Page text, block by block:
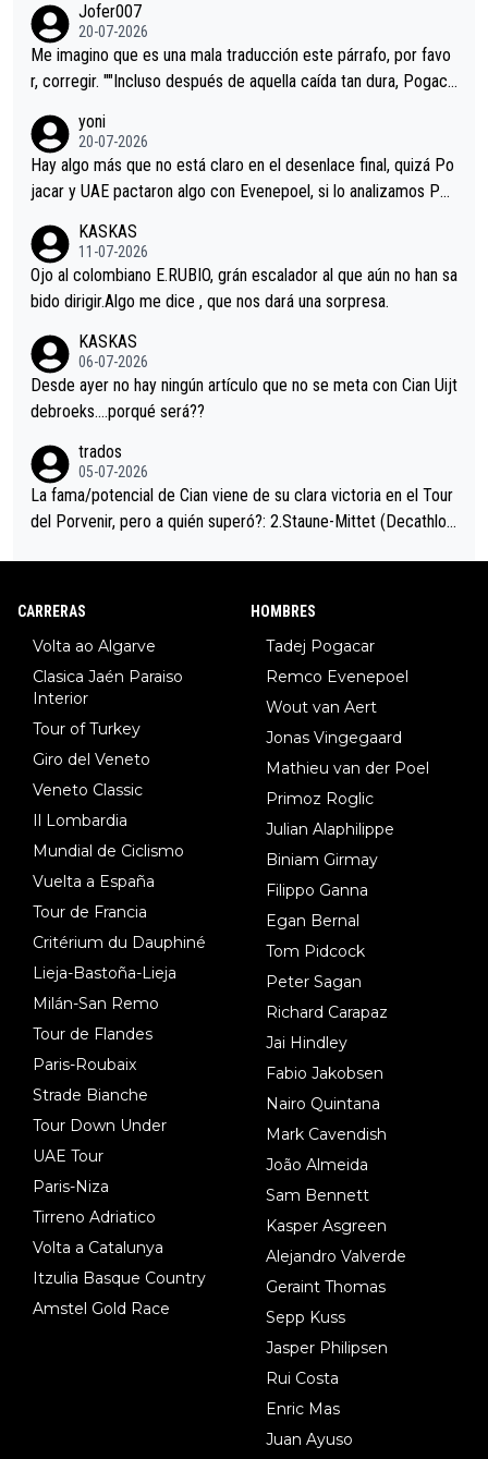
Minguez, Velez etc etc.Me da pena vivir estos momentos tan
tristes sin victorias.
Jofer007
20-07-2026
Me imagino que es una mala traducción este párrafo, por favo
r, corregir. ""Incluso después de aquella caída tan dura, Pogaca
permaneció pegado a su rueda. Parecía increíble la forma en l
a que era capaz de controlar el miedo", recordó."
yoni
20-07-2026
Hay algo más que no está claro en el desenlace final, quizá Po
jacar y UAE pactaron algo con Evenepoel, si lo analizamos Poj
i sin pedalear, luego está el saludo con Evenepoel dándose la
mano de una manera muy fraternal, más allá de los típicos toqu
es en el hombro con que saludaba a Vingegard. Ahí hubo una in
eta, a ver si por querer poner a Del Toro con calzador en posi
ción de podio UAE y Pojacar se van complicar el tour.
KASKAS
11-07-2026
Ojo al colombiano E.RUBIO, grán escalador al que aún no han sa
bido dirigir.Algo me dice , que nos dará una sorpresa.
KASKAS
06-07-2026
Desde ayer no hay ningún artículo que no se meta con Cian Uijt
debroeks….porqué será??
trados
05-07-2026
La fama/potencial de Cian viene de su clara victoria en el Tour
del Porvenir, pero a quién superó?: 2.Staune-Mittet (Decathlon,
8.Lenny Martinez (Bahrein), 9. Van Belle (Visma), 10. Vacek (Li
CARRERAS
Volta ao Algarve
Clasica Jaén Paraiso
Interior
Tour of Turkey
Giro del Veneto
Veneto Classic
Il Lombardia
Mundial de Ciclismo
Vuelta a España
Tour de Francia
Critérium du Dauphiné
Lieja-Bastoña-Lieja
Milán-San Remo
Tour de Flandes
Paris-Roubaix
Strade Bianche
Tour Down Under
UAE Tour
Paris-Niza
Tirreno Adriatico
Volta a Catalunya
Itzulia Basque Country
Amstel Gold Race
HOMBRES
Tadej Pogacar
Remco Evenepoel
Wout van Aert
Jonas Vingegaard
Mathieu van der Poel
Primoz Roglic
Julian Alaphilippe
Biniam Girmay
Filippo Ganna
Egan Bernal
Tom Pidcock
Peter Sagan
Richard Carapaz
Jai Hindley
Fabio Jakobsen
Nairo Quintana
Mark Cavendish
João Almeida
Sam Bennett
Kasper Asgreen
Alejandro Valverde
Geraint Thomas
Sepp Kuss
Jasper Philipsen
Rui Costa
Enric Mas
Juan Ayuso